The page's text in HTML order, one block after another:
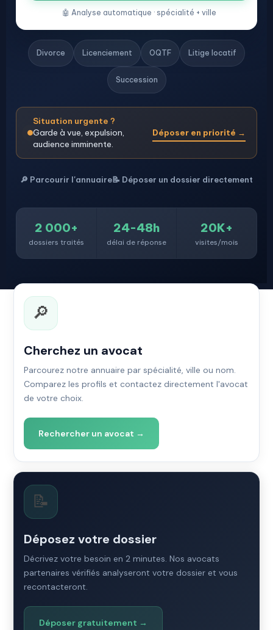
🤖 Analyse automatique · spécialité + ville
Divorce Licenciement OQTF Litige locatif
Succession
Situation urgente ?
Garde à vue, expulsion,
audience imminente.
Déposer en priorité →
🔎 Parcourir l'annuaire📝 Déposer un dossier directement
2 000+
dossiers traités
24-48h
délai de réponse
20K+
visites/mois
🔎
Cherchez un avocat
Parcourez notre annuaire par spécialité, ville ou nom.
Comparez les profils et contactez directement l'avocat
de votre choix.
Rechercher un avocat →
📝
Déposez votre dossier
Décrivez votre besoin en 2 minutes. Nos avocats
partenaires vérifiés analyseront votre dossier et vous
recontacteront.
Déposer gratuitement →